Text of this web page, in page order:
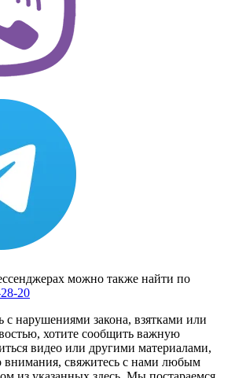
можно также найти по
20
с нарушениями закона, взятками или
хотите сообщить важную
видео или другими материалами,
свяжитесь с нами любым